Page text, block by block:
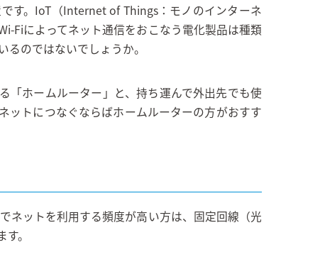
す。IoT（Internet of Things：モノのインターネ
Fiによってネット通信をおこなう電化製品は種類
のではないでしょうか。
「ホームルーター」と、持ち運んで外出先でも使
ットにつなぐならばホームルーターの方がおすす
ネットを利用する頻度が高い方は、固定回線（光
。